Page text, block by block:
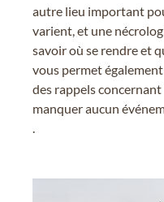
autre lieu important
varient, et une
savoir où se rendre et
vous permet
des rappels
manquer aucun